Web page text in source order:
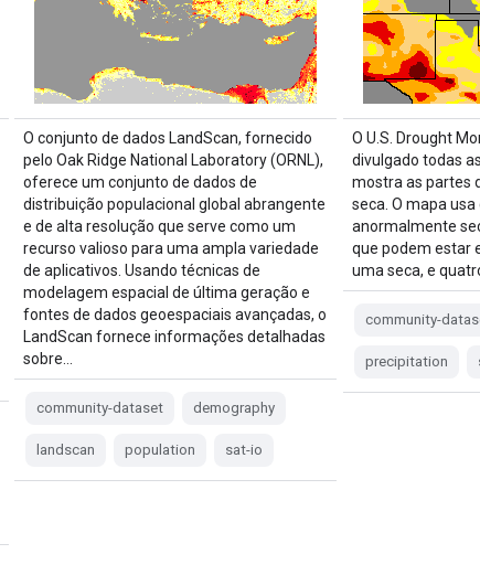
O conjunto de dados LandScan, fornecido
pelo Oak Ridge National Laboratory (ORNL),
oferece um conjunto de dados de
distribuição populacional global abrangente
e de alta resolução que serve como um
recurso valioso para uma ampla variedade
de aplicativos. Usando técnicas de
modelagem espacial de última geração e
fontes de dados geoespaciais avançadas, o
LandScan fornece informações detalhadas
sobre…
community-dataset demography
landscan population sat-io
O U.S. Drought
divulgado todas
mostra as partes
seca. O mapa
anormalmente
que podem estar
uma seca, e
community-
precipitation